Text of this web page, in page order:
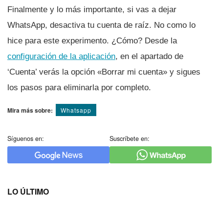
Finalmente y lo más importante, si vas a dejar
WhatsApp, desactiva tu cuenta de raí­z. No como lo
hice para este experimento. ¿Cómo? Desde la
configuración de la aplicación, en el apartado de
‘Cuenta’ verás la opción «Borrar mi cuenta» y sigues
los pasos para eliminarla por completo.
Mira más sobre: Whatsapp
Síguenos en: Suscríbete en:
LO ÚLTIMO